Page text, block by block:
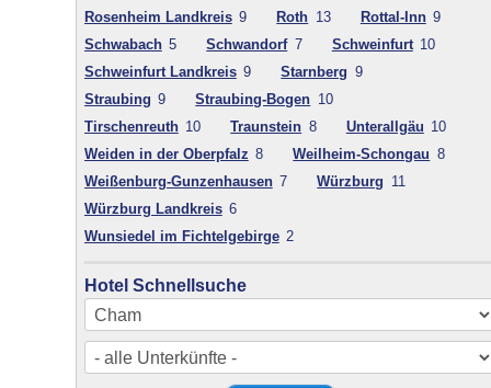
Rosenheim Landkreis 9 Roth 13 Rottal-Inn 9
Schwabach 5 Schwandorf 7 Schweinfurt 10
Schweinfurt Landkreis 9 Starnberg 9
Straubing 9 Straubing-Bogen 10
Tirschenreuth 10 Traunstein 8 Unterallgäu 10
Weiden in der Oberpfalz 8 Weilheim-Schongau 8
Weißenburg-Gunzenhausen 7 Würzburg 11
Würzburg Landkreis 6
Wunsiedel im Fichtelgebirge 2
Hotel Schnellsuche